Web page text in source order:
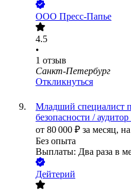
ООО Пресс-Папье
4.5
•
1 отзыв
Санкт-Петербург
Откликнуться
Младший специалист
безопасности / аудитор
от 80 000 ₽ за месяц,
Без опыта
Выплаты: Два раза в
Дейтерий